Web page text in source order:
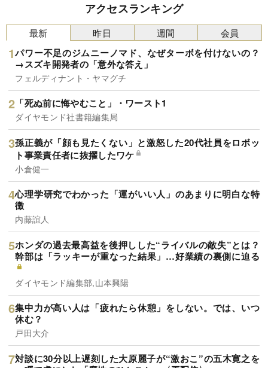
アクセスランキング
最新
パワー不足のジムニーノマド、なぜターボを付けないの？
→スズキ開発者の「意外な答え」
フェルディナント・ヤマグチ
「死ぬ前に悔やむこと」・ワースト1
ダイヤモンド社書籍編集局
孫正義が「顔も見たくない」と激怒した20代社員をロボッ
ト事業責任者に抜擢したワケ
小倉健一
心理学研究でわかった「運がいい人」のあまりに明白な特
徴
内藤誼人
ホンダの過去最高益を後押しした“ライバルの敵失”とは？
幹部は「ラッキーが重なった結果」…好業績の裏側に迫る
ダイヤモンド編集部,山本興陽
集中力が高い人は「疲れたら休憩」をしない。では、いつ
休む？
戸田大介
対談に30分以上遅刻した大原麗子が“激おこ”の五木寛之を
昨日 週間 会員